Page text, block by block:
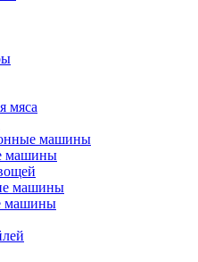
мяса
машины
машины
машины
машины